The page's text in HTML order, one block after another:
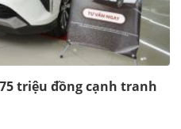
triệu đồng cạnh tranh